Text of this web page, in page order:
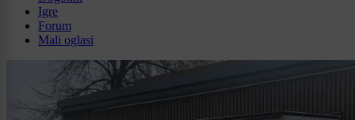
Igre
Forum
Mali oglasi